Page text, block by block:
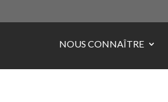
NOUS CONNAÎTRE